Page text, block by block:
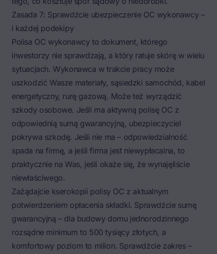
Zasada 7: Sprawdźcie ubezpieczenie OC wykonawcy –
i każdej podekipy
Polisa OC wykonawcy to dokument, którego
inwestorzy nie sprawdzają, a który ratuje skórę w wielu
sytuacjach. Wykonawca w trakcie pracy może
uszkodzić Wasze materiały, sąsiedzki samochód, kabel
energetyczny, rurę gazową. Może też wyrządzić
szkody osobowe. Jeśli ma aktywną polisę OC z
odpowiednią sumą gwarancyjną, ubezpieczyciel
pokrywa szkodę. Jeśli nie ma – odpowiedzialność
spada na firmę, a jeśli firma jest niewypłacalna, to
praktycznie na Was, jeśli okaże się, że wynajęliście
niewłaściwego.
Zażądajcie kserokopii polisy OC z aktualnym
potwierdzeniem opłacenia składki. Sprawdźcie sumę
gwarancyjną – dla budowy domu jednorodzinnego
rozsądne minimum to 500 tysięcy złotych, a
komfortowy poziom to milion. Sprawdźcie zakres –